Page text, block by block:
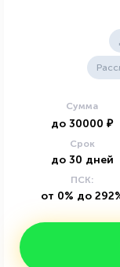
Сумма
до 30000 ₽
Срок
до 30 дней
ПСК:
от 0% до